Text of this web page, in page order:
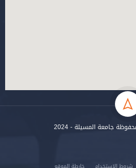
جامعة المسيلة - 2024